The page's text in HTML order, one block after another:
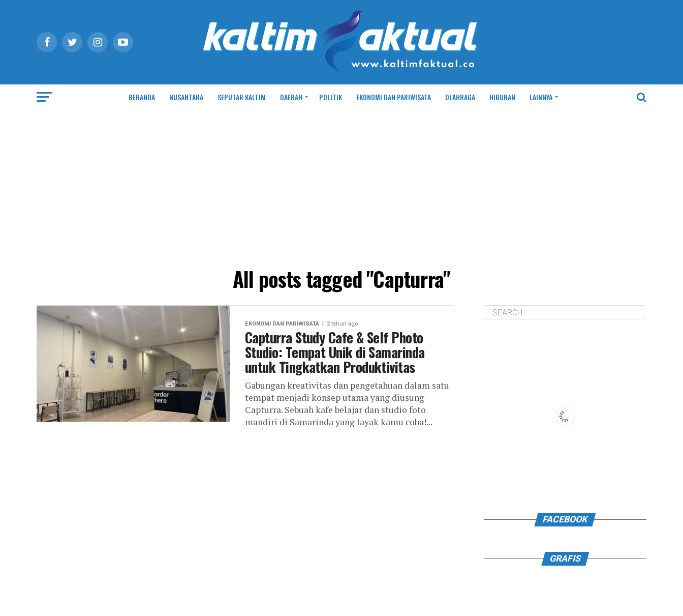
BERANDA NUSANTARA SEPUTAR KALTIM DAERAH POLITIK EKONOMI DAN PARIWISATA OLAHRAGA HIBURAN LAINNYA
All posts tagged "Capturra"
EKONOMI DAN PARIWISATA 2 tahun ago
Capturra Study Cafe & Self Photo
Studio: Tempat Unik di Samarinda
untuk Tingkatkan Produktivitas
Gabungan kreativitas dan pengetahuan dalam satu
tempat menjadi konsep utama yang diusung
Capturra. Sebuah kafe belajar dan studio foto
mandiri di Samarinda yang layak kamu coba!...
FACEBOOK
GRAFIS